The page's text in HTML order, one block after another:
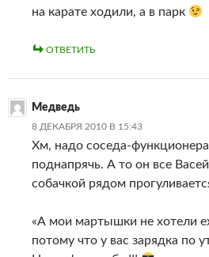
на карате ходили, а в парк
ОТВЕТИТЬ
Медведь
8 ДЕКАБРЯ 2010 В 15:43
Хм, надо соседа-
поднапрячь. А то он все
собачкой рядом
«А мои мартышки не хотели
потому что у вас зарядка по